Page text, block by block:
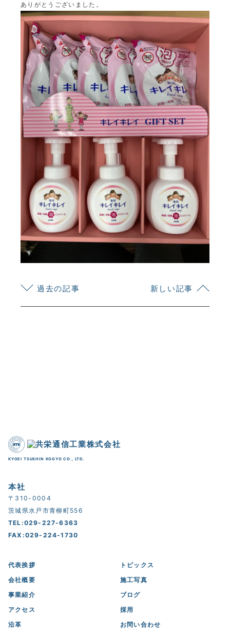
ありがとうございました。
過去の記事 新しい記事
KYOEI TSUSHIN KOGYO CO., LTD.
本社
〒310-0004
茨城県水戸市青柳町556
TEL:029-227-6363
FAX:029-224-1730
代表挨拶
会社概要
事業紹介
アクセス
沿革
トピックス
施工写真
ブログ
採用
お問い合わせ